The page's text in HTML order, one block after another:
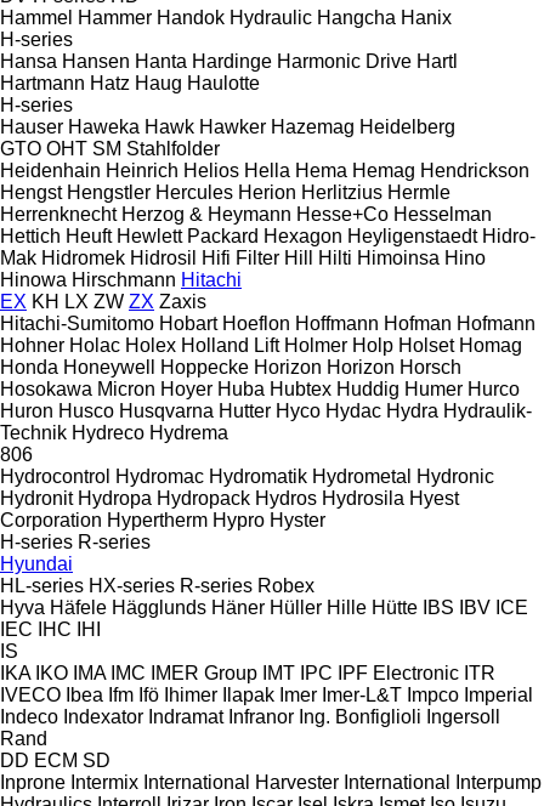
Hammel Hammer Handok Hydraulic Hangcha Hanix
H-series
Hansa Hansen Hanta Hardinge Harmonic Drive Hartl
Hartmann Hatz Haug Haulotte
H-series
Hauser Haweka Hawk Hawker Hazemag Heidelberg
GTO OHT SM Stahlfolder
Heidenhain Heinrich Helios Hella Hema Hemag Hendrickson
Hengst Hengstler Hercules Herion Herlitzius Hermle
Herrenknecht Herzog & Heymann Hesse+Co Hesselman
Hettich Heuft Hewlett Packard Hexagon Heyligenstaedt Hidro-
Mak Hidromek Hidrosil Hifi Filter Hill Hilti Himoinsa Hino
Hinowa Hirschmann Hitachi
EX KH LX ZW ZX Zaxis
Hitachi-Sumitomo Hobart Hoeflon Hoffmann Hofman Hofmann
Hohner Holac Holex Holland Lift Holmer Holp Holset Homag
Honda Honeywell Hoppecke Horizon Horizon Horsch
Hosokawa Micron Hoyer Huba Hubtex Huddig Humer Hurco
Huron Husco Husqvarna Hutter Hyco Hydac Hydra Hydraulik-
Technik Hydreco Hydrema
806
Hydrocontrol Hydromac Hydromatik Hydrometal
Hydronic
Hydronit Hydropa Hydropack Hydros Hydrosila Hyest
Corporation Hypertherm Hypro Hyster
H-series R-series
Hyundai
HL-series HX-series R-series Robex
Hyva Häfele Hägglunds Häner Hüller Hille Hütte IBS IBV ICE
IEC
IHC
IHI
IS
IKA IKO IMA IMC IMER Group IMT IPC IPF Electronic ITR
IVECO Ibea Ifm Ifö Ihimer Ilapak Imer Imer-L&T Impco Imperial
Indeco Indexator Indramat Infranor Ing. Bonfiglioli Ingersoll
Rand
DD ECM SD
Inprone Intermix International Harvester International
Interpump